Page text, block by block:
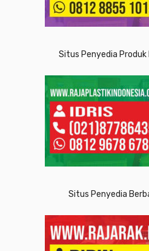
Situs Penyedia
Situs Penyedia